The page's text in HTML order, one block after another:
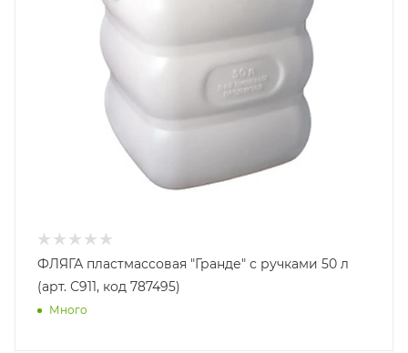
ФЛЯГА пластмассовая "Гранде" с ручками 50 л
(арт. С911, код 787495)
Много